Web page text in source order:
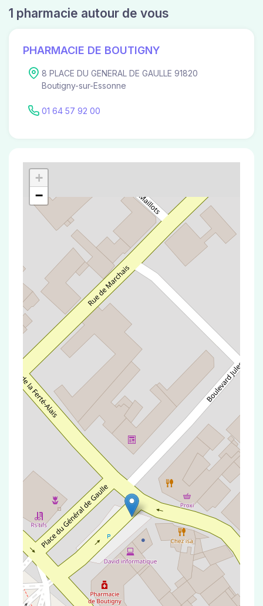
1 pharmacie autour de vous
PHARMACIE DE BOUTIGNY
8 PLACE DU GENERAL DE GAULLE 91820
Boutigny-sur-Essonne
01 64 57 92 00
+
−